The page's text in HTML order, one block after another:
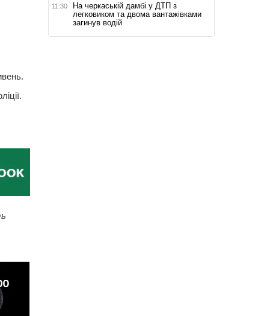
11:30
На черкаській дамбі у ДТП з
легковиком та двома вантажівками
загинув водій